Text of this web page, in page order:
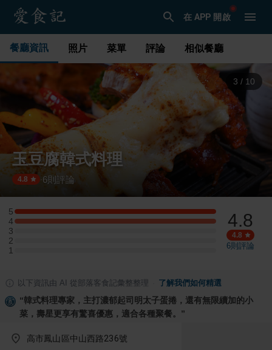
在 APP 開啟
餐廳資訊 照片 菜單 評論 相似餐廳
3 / 10
玉豆腐韓式料理
4.8 ·6則評論
5
5 星：1 則評論
4
4 星：1 則評論
3
3 星：0 則評論
2
2 星：0 則評論
1
1 星：0 則評論
4.8
4.8
6則評論
以下資訊由 AI 從部落客食記彙整整理 了解我們如何精選
“韓式料理專家，主打濃郁起司明太子蛋捲，還有無限續加的小
菜，壽星更享有驚喜優惠，適合各種聚餐。 ”
高市鳳山區中山西路236號